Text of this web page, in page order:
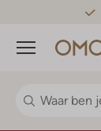
Menu